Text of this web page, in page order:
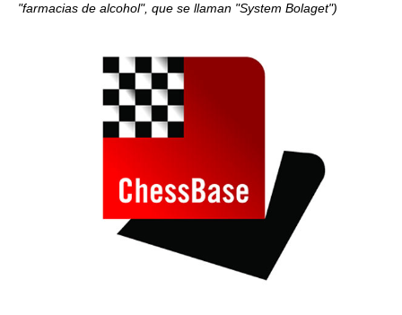
"farmacias de alcohol", que se llaman "System Bolaget")